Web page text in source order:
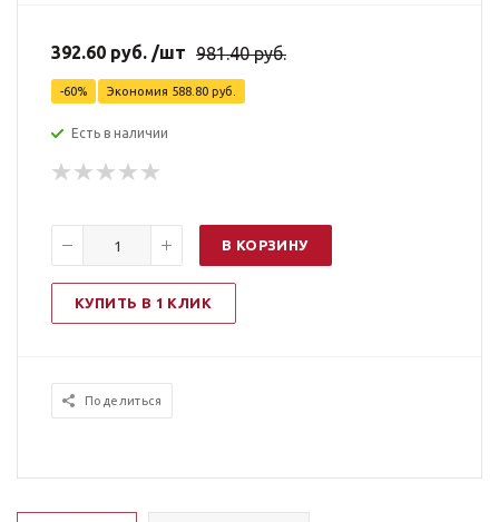
392.60 руб. /шт 981.40руб.
-60% Экономия 588.80 руб.
Есть в наличии
В КОРЗИНУ
КУПИТЬ В 1 КЛИК
Поделиться